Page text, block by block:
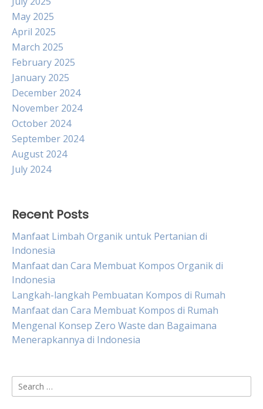
May 2025
April 2025
March 2025
February 2025
January 2025
December 2024
November 2024
October 2024
September 2024
August 2024
July 2024
Recent Posts
Manfaat Limbah Organik untuk Pertanian di
Indonesia
Manfaat dan Cara Membuat Kompos Organik di
Indonesia
Langkah-langkah Pembuatan Kompos di Rumah
Manfaat dan Cara Membuat Kompos di Rumah
Mengenal Konsep Zero Waste dan Bagaimana
Menerapkannya di Indonesia
Search
for: